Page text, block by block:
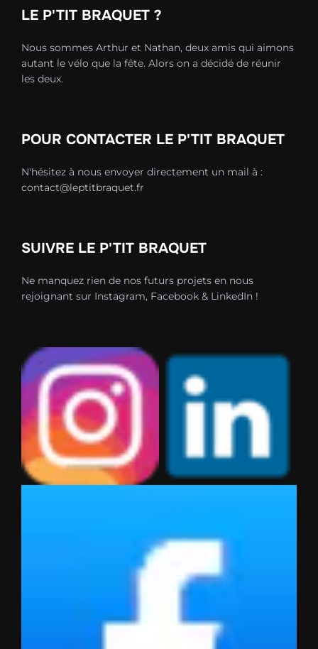
LE P'TIT BRAQUET ?
Nous sommes Arthur et Nathan, deux amis qui aimons
autant le vélo que la fête. Alors on a décidé de réunir
les deux.
POUR CONTACTER LE P'TIT BRAQUET
N'hésitez à nous envoyer directement un mail à :
contact@leptitbraquet.fr
SUIVRE LE P'TIT BRAQUET
Ne manquez rien de nos futurs projets en nous
rejoignant sur Instagram, Facebook & LinkedIn !